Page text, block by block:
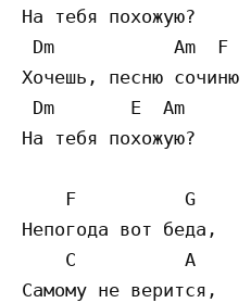
На тебя похожую?
Dm           Am  F
Хочешь, песню сочиню
Dm       E  Am
На тебя похожую?
    F          G
Непогода вот беда,
    C          A
Самому не верится,